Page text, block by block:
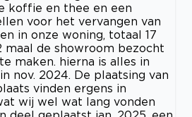
koffie en thee en een
voor het vervangen van
in onze woning, totaal 17
maal de showroom bezocht
maken. hierna is alles in
nov. 2024. De plaatsing van
vinden ergens in
wij wel wat lang vonden